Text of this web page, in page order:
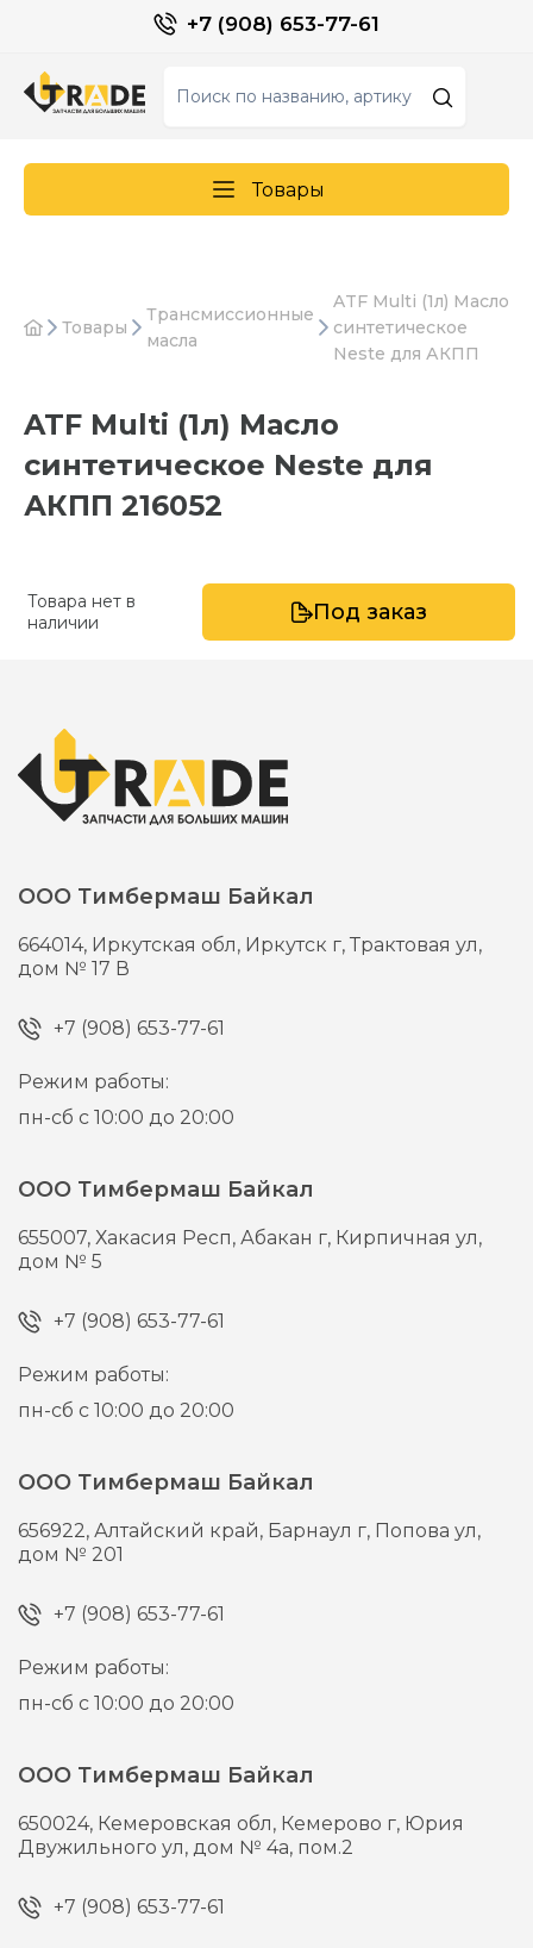
+7 (908) 653-77-61
Товары
Товары
Трансмиссионные
масла
ATF Multi (1л) Масло
синтетическое
Neste для АКПП
ATF Multi (1л) Масло
синтетическое Neste для
АКПП 216052
Товара нет в
наличии
Под заказ
ООО Тимбермаш Байкал
664014, Иркутская обл, Иркутск г,Трактовая ул,
дом № 17 В
+7 (908) 653-77-61
Режим работы:
пн-сб с 10:00 до 20:00
ООО Тимбермаш Байкал
655007,Хакасия Респ, Абакан г, Кирпичная ул,
дом № 5
+7 (908) 653-77-61
Режим работы:
пн-сб с 10:00 до 20:00
ООО Тимбермаш Байкал
656922,Алтайский край, Барнаул г, Попова ул,
дом № 201
+7 (908) 653-77-61
Режим работы:
пн-сб с 10:00 до 20:00
ООО Тимбермаш Байкал
650024, Кемеровская обл, Кемерово г, Юрия
Двужильного ул, дом № 4а, пом.2
+7 (908) 653-77-61